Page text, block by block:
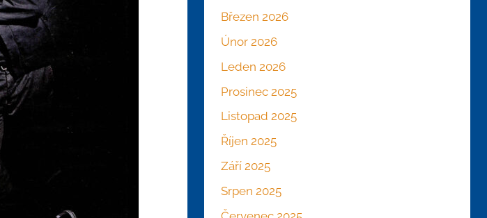
Březen 2026
Únor 2026
Leden 2026
Prosinec 2025
Listopad 2025
Říjen 2025
Září 2025
Srpen 2025